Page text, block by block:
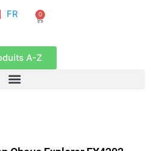
FR
EN
0
Panier
A-Z